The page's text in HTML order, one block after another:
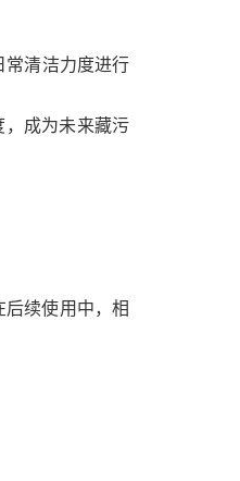
常清洁力度进行
，成为未来藏污
续使用中，相